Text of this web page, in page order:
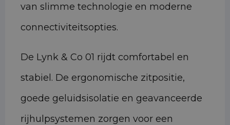
van slimme technologie en moderne
connectiviteitsopties.
De Lynk & Co 01 rijdt comfortabel en
stabiel. De ergonomische zitpositie,
goede geluidsisolatie en geavanceerde
rijhulpsystemen zorgen voor een